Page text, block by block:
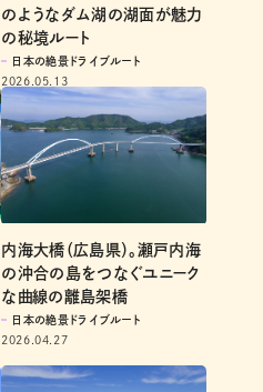
のようなダム湖の湖面が魅力
の秘境ルート
日本の絶景ドライブルート
2026.05.13
内海大橋（広島県）。瀬戸内海
の沖合の島をつなぐユニーク
な曲線の離島架橋
日本の絶景ドライブルート
2026.04.27